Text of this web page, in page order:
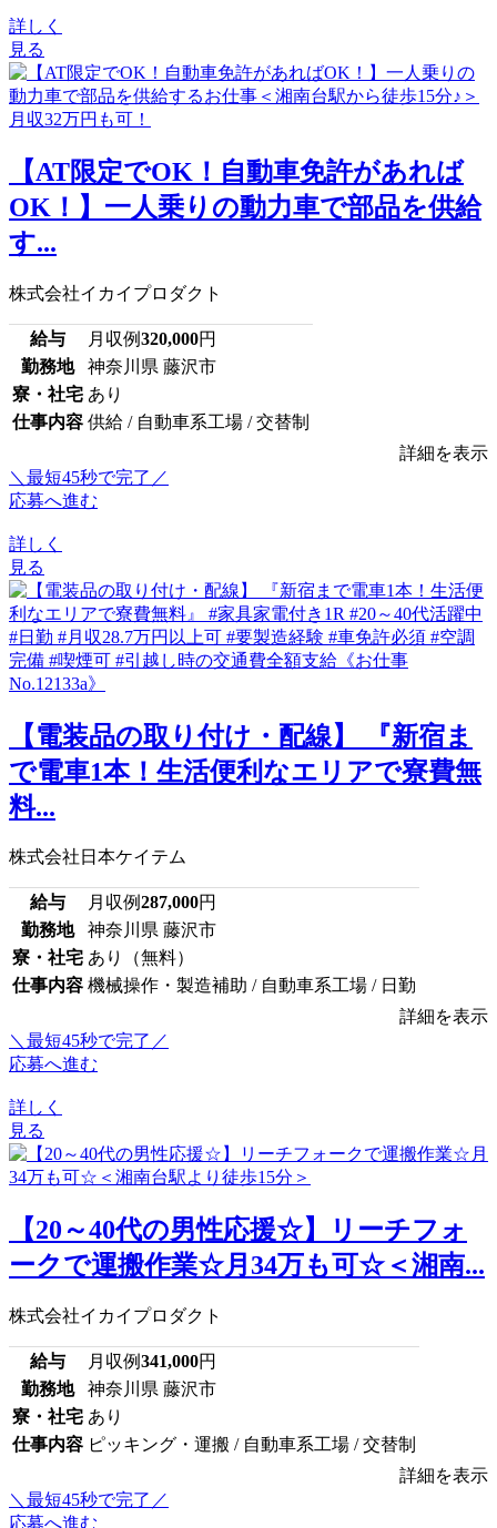
詳しく
見る
【AT限定でOK！自動車免許があれば
OK！】一人乗りの動力車で部品を供給
す...
株式会社イカイプロダクト
給与 月収例320,000円
勤務地
神奈川県 藤沢市
寮・社宅 あり
仕事内容 供給 / 自動車系工場 / 交替制
詳細を表示
＼最短45秒で完了／
応募へ進む
詳しく
見る
【電装品の取り付け・配線】 『新宿ま
で電車1本！生活便利なエリアで寮費無
料...
株式会社日本ケイテム
給与 月収例287,000円
勤務地
神奈川県 藤沢市
寮・社宅 あり（無料）
仕事内容 機械操作・製造補助 / 自動車系工場 / 日勤
詳細を表示
＼最短45秒で完了／
応募へ進む
詳しく
見る
【20～40代の男性応援☆】リーチフォ
ークで運搬作業☆月34万も可☆＜湘南...
株式会社イカイプロダクト
給与 月収例341,000円
勤務地
神奈川県 藤沢市
寮・社宅 あり
仕事内容 ピッキング・運搬 / 自動車系工場 / 交替制
詳細を表示
＼最短45秒で完了／
応募へ進む